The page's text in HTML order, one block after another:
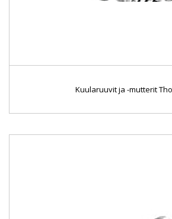
Kuularuuvit ja -mutterit